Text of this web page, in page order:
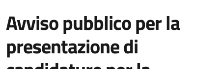
Avviso pubblico per la
presentazione di